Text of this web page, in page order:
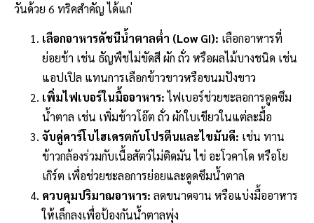
วันด้วย 6 ทริคสำคัญ ได้แก่
เลือกอาหารดัชนีน้ำตาลต่ำ (Low GI): เลือกอาหารที่
ย่อยช้า เช่น ธัญพืชไม่ขัดสี ผัก ถั่ว หรือผลไม้บางชนิด เช่น
แอปเปิล แทนการเลือกข้าวขาวหรือขนมปังขาว
เพิ่มไฟเบอร์ในมื้ออาหาร:ไฟเบอร์ช่วยชะลอการดูดซึม
น้ำตาล เช่น เพิ่มข้าวโอ๊ต ถั่ว ผักใบเขียวในแต่ละมื้อ
จับคู่คาร์โบไฮเดรตกับโปรตีนและไขมันดี: เช่น ทาน
ข้าวกล้องร่วมกับเนื้อสัตว์ไม่ติดมัน ไข่ อะโวคาโด หรือโย
เกิร์ต เพื่อช่วยชะลอการย่อยและดูดซึมน้ำตาล
ควบคุมปริมาณอาหาร: ลดขนาดจาน หรือแบ่งมื้ออาหาร
ให้เล็กลงเพื่อป้องกันน้ำตาลพุ่ง